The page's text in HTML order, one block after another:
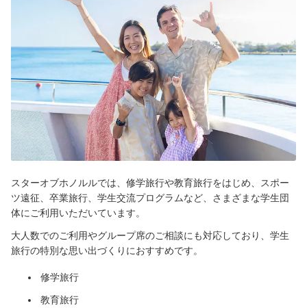
スターオブホノルルでは、修学旅行や教育旅行をはじめ、スポー
ツ遠征、卒業旅行、学生交流プログラムなど、さまざまな学生団
体にご利用いただいています。
大人数でのご利用やグループ席のご相談にも対応しており、学生
旅行の特別な思い出づくりにおすすめです。
修学旅行
教育旅行